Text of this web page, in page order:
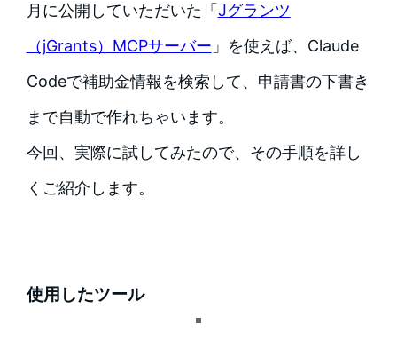
月に公開していただいた「 Jグランツ
（jGrants）MCPサーバー 」を使えば、Claude
Codeで補助金情報を検索して、申請書の下書き
まで自動で作れちゃいます。
今回、実際に試してみたので、その手順を詳し
くご紹介します。
使用したツール